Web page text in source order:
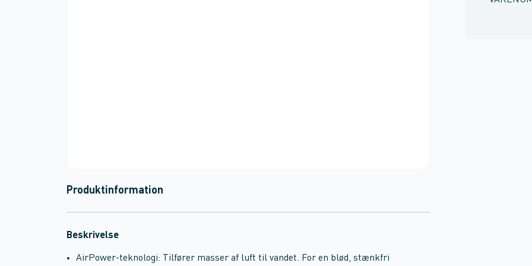
Produktinformation
Beskrivelse
AirPower-teknologi: Tilfører masser af luft til vandet. For en blød, stænkfri